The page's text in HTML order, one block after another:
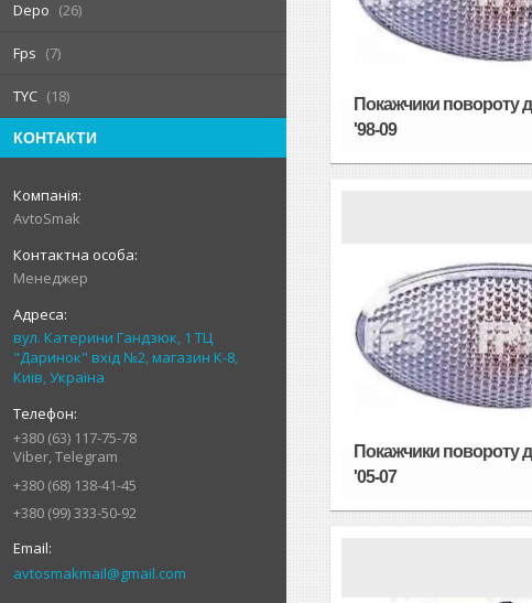
Depo
26
Fps 7
TYC 18
КОНТАКТИ
AvtoSmak
Менеджер
вул. Катерини Гандзюк, 1 ТЦ
"Даринок" вхід №2, магазин К-8,
Київ, Україна
+380 (63) 117-75-78
Viber, Telegram
+380 (68) 138-41-45
+380 (99) 333-50-92
avtosmakmail@gmail.com
Покажчики повороту
'98-09
Покажчики повороту
'05-07